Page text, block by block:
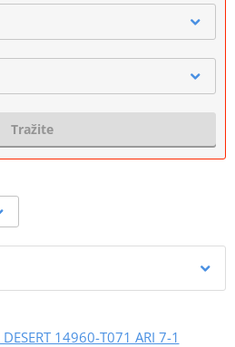
Tražite
DESERT 14960-T071 ARI 7-1